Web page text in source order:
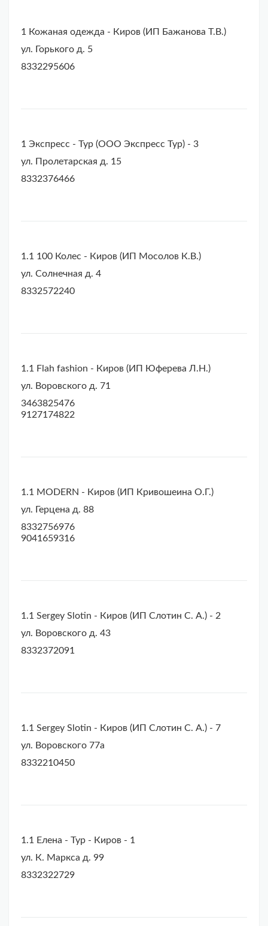
1 Кожаная одежда - Киров (ИП Бажанова Т.В.)
ул. Горького д. 5
8332295606
1 Экспресс - Тур (ООО Экспресс Тур) - 3
ул. Пролетарская д. 15
8332376466
1.1 100 Колес - Киров (ИП Мосолов К.В.)
ул. Солнечная д. 4
8332572240
1.1 Flah fashion - Киров (ИП Юферева Л.Н.)
ул. Воровского д. 71
3463825476
9127174822
1.1 MODERN - Киров (ИП Кривошеина О.Г.)
ул. Герцена д. 88
8332756976
9041659316
1.1 Sergey Slotin - Киров (ИП Слотин С. А.) - 2
ул. Воровского д. 43
8332372091
1.1 Sergey Slotin - Киров (ИП Слотин С. А.) - 7
ул. Воровского 77а
8332210450
1.1 Елена - Тур - Киров - 1
ул. К. Маркса д. 99
8332322729